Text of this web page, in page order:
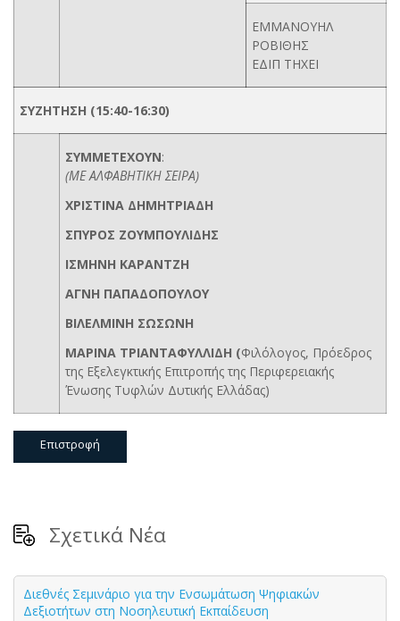
ΕΜΜΑΝΟΥΗΛ
ΡΟΒΙΘΗΣ
ΕΔΙΠ ΤΗΧΕΙ
ΣΥΖΗΤΗΣΗ (15:40-16:30)
ΣΥΜΜΕΤΕΧΟΥΝ:
(ΜΕ ΑΛΦΑΒΗΤΙΚΗ ΣΕΙΡΑ)
ΧΡΙΣΤΙΝΑ ΔΗΜΗΤΡΙΑΔΗ
ΣΠΥΡΟΣ ΖΟΥΜΠΟΥΛΙΔΗΣ
ΙΣΜΗΝΗ ΚΑΡΑΝΤΖΗ
ΑΓΝΗ ΠΑΠΑΔΟΠΟΥΛΟΥ
ΒΙΛΕΛΜΙΝΗ ΣΩΣΩΝΗ
ΜΑΡΙΝΑ ΤΡΙΑΝΤΑΦΥΛΛΙΔΗ (Φιλόλογος, Πρόεδρος
της Εξελεγκτικής Επιτροπής της Περιφερειακής
Ένωσης Τυφλών Δυτικής Ελλάδας)
Επιστροφή
Σχετικά Νέα
Διεθνές Σεμινάριο για την Ενσωμάτωση Ψηφιακών
Δεξιοτήτων στη Νοσηλευτική Εκπαίδευση